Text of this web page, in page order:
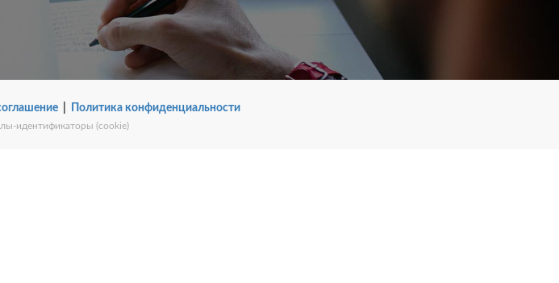
| Политика конфиденциальности
идентификаторы (cookie)